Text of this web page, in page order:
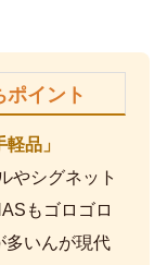
イント
品」
やシグネット
もゴロゴロ
多いんが現代